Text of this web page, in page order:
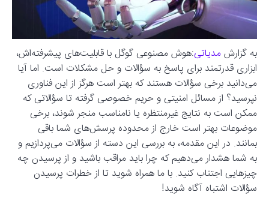
به گزارشمدیاتی:هوش مصنوعی گوگل با قابلیت‌های پیشرفته‌اش،
ابزاری قدرتمند برای پاسخ به سؤالات و حل مشکلات است. اما آیا
می‌دانید برخی سؤالات هستند که بهتر است هرگز از این فناوری
نپرسید؟ از مسائل امنیتی و حریم خصوصی گرفته تا سؤالاتی که
ممکن است به نتایج غیرمنتظره یا نامناسب منجر شوند، برخی
موضوعات بهتر است خارج از محدوده پرسش‌های شما باقی
بمانند. در این مقدمه، به بررسی این دسته از سؤالات می‌پردازیم و
به شما هشدار می‌دهیم که چرا باید مراقب باشید و از پرسیدن چه
چیزهایی اجتناب کنید. با ما همراه شوید تا از خطرات پرسیدن
سؤالات اشتباه آگاه شوید!